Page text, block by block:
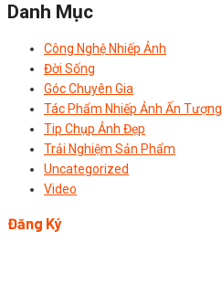
Danh Mục
Công Nghệ Nhiếp Ảnh
Đời Sống
Góc Chuyên Gia
Tác Phẩm Nhiếp Ảnh Ấn Tượng
Tip Chụp Ảnh Đẹp
Trải Nghiệm Sản Phẩm
Uncategorized
Video
Đăng Ký